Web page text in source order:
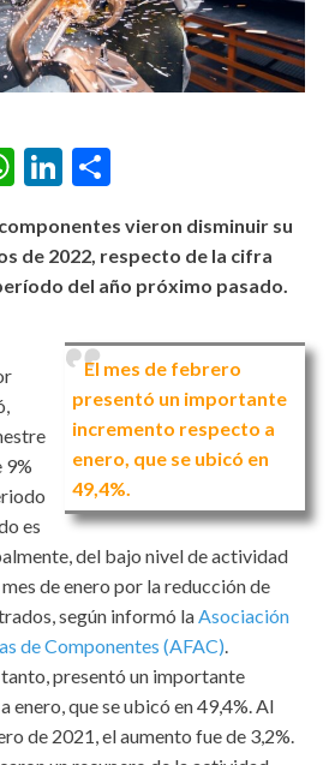
WhatsApp
LinkedIn
vieron disminuir su
de 2022, respecto de la cifra
del año próximo pasado.
El mes de febrero
presentó un importante
incremento respecto a
enero, que se ubicó en
49,4%.
9%
es
del bajo nivel de actividad
de enero por la reducción de
según informó laAsociación
de Componentes (AFAC).
presentó un importante
enero, que se ubicó en 49,4%. Al
de 2021, el aumento fue de 3,2%.